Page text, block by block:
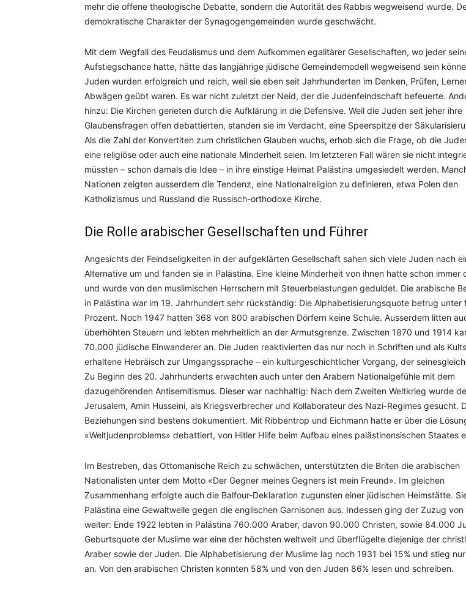
mehr die offene theologische Debatte, sondern die Autorität des Rabbis wegweisend wurde.
demokratische Charakter der Synagogengemeinden wurde geschwächt.
Mit dem Wegfall des Feudalismus und dem Aufkommen egalitärer Gesellschaften, wo jeder
Aufstiegschance hatte, hätte das langjährige jüdische Gemeindemodell wegweisend sein
Juden wurden erfolgreich und reich, weil sie eben seit Jahrhunderten im Denken, Prüfen,
Abwägen geübt waren. Es war nicht zuletzt der Neid, der die Judenfeindschaft befeuerte.
hinzu: Die Kirchen gerieten durch die Aufklärung in die Defensive. Weil die Juden seit jeher ihre
Glaubensfragen offen debattierten, standen sie im Verdacht, eine Speerspitze der
Als die Zahl der Konvertiten zum christlichen Glauben wuchs, erhob sich die Frage, ob die
eine religiöse oder auch eine nationale Minderheit seien. Im letzteren Fall wären sie nicht
müssten – schon damals die Idee – in ihre einstige Heimat Palästina umgesiedelt werden.
Nationen zeigten ausserdem die Tendenz, eine Nationalreligion zu definieren, etwa Polen den
Katholizismus und Russland die Russisch-orthodoxe Kirche.
Die Rolle arabischer Gesellschaften und Führer
Angesichts der Feindseligkeiten in der aufgeklärten Gesellschaft sahen sich viele Juden nach
Alternative um und fanden sie in Palästina. Eine kleine Minderheit von ihnen hatte schon immer
und wurde von den muslimischen Herrschern mit Steuerbelastungen geduldet. Die arabische
in Palästina war im 19. Jahrhundert sehr rückständig: Die Alphabetisierungsquote betrug unter
Prozent. Noch 1947 hatten 368 von 800 arabischen Dörfern keine Schule. Ausserdem litten
überhöhten Steuern und lebten mehrheitlich an der Armutsgrenze. Zwischen 1870 und 1914
70.000 jüdische Einwanderer an. Die Juden reaktivierten das nur noch in Schriften und als
erhaltene Hebräisch zur Umgangssprache – ein kulturgeschichtlicher Vorgang, der
Zu Beginn des 20. Jahrhunderts erwachten auch unter den Arabern Nationalgefühle mit dem
dazugehörenden Antisemitismus. Dieser war nachhaltig: Nach dem Zweiten Weltkrieg wurde
Jerusalem, Amin Husseini, als Kriegsverbrecher und Kollaborateur des Nazi-Regimes gesucht.
Beziehungen sind bestens dokumentiert. Mit Ribbentrop und Eichmann hatte er über die
«Weltjudenproblems» debattiert, von Hitler Hilfe beim Aufbau eines palästinensischen Staates
Im Bestreben, das Ottomanische Reich zu schwächen, unterstützten die Briten die arabischen
Nationalisten unter dem Motto «Der Gegner meines Gegners ist mein Freund». Im gleichen
Zusammenhang erfolgte auch die Balfour-Deklaration zugunsten einer jüdischen Heimstätte.
Palästina eine Gewaltwelle gegen die englischen Garnisonen aus. Indessen ging der Zuzug
weiter: Ende 1922 lebten in Palästina 760.000 Araber, davon 90.000 Christen, sowie 84.000
Geburtsquote der Muslime war eine der höchsten weltweit und überflügelte diejenige der
Araber sowie der Juden. Die Alphabetisierung der Muslime lag noch 1931 bei 15% und stieg
an. Von den arabischen Christen konnten 58% und von den Juden 86% lesen und schreiben.